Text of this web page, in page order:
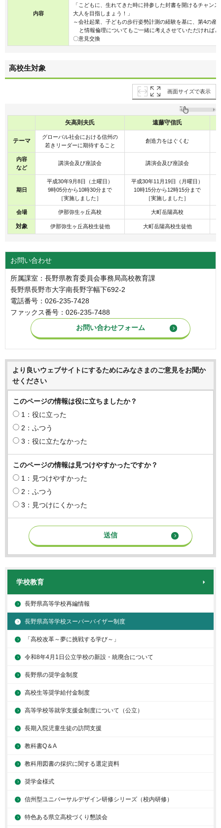
内容
「こどもに、生れてきた時に持参した封書を開けるチャン
大人を目指しまょう！」
～会社起業、子どもの歩行姿勢計測の経験を基に、第4の産
と情報倫理についてもご一緒に考えさせていただければ
〇意見交換
高校生対象
画面サイズで表示
矢高則夫氏 遠藤守信氏
テーマ
グローバル社会における信州の
若きリーダーに期待すること
創造力をはぐくむ
内容
など
講演会及び座談会 講演会及び座談会
期日
平成30年9月8日（土曜日）
9時05分から10時30分まで
［実施しました］
平成30年11月19日（月曜日）
10時15分から12時15分まで
［実施しました］
会場 伊那弥生ヶ丘高校 大町岳陽高校
対象 伊那弥生ヶ丘高校生徒他 大町岳陽高校生徒他
お問い合わせ
所属課室：長野県教育委員会事務局高校教育課
長野県長野市大字南長野字幅下692-2
電話番号：026-235-7428
ファックス番号：026-235-7488
より良いウェブサイトにするためにみなさまのご意見をお聞か
せください
このページの情報は役に立ちましたか？
1：役に立った
2：ふつう
3：役に立たなかった
このページの情報は見つけやすかったですか？
1：見つけやすかった
2：ふつう
3：見つけにくかった
学校教育
長野県高等学校再編情報
長野県高等学校スーパーバイザー制度
「高校改革～夢に挑戦する学び～」
令和8年4月1日公立学校の新設・統廃合について
長野県の奨学金制度
高校生等奨学給付金制度
高等学校等就学支援金制度について（公立）
長期入院児童生徒の訪問支援
教科書Q＆A
教科用図書の採択に関する選定資料
奨学金様式
信州型ユニバーサルデザイン研修シリーズ（校内研修）
特色ある県立高校づくり懇談会